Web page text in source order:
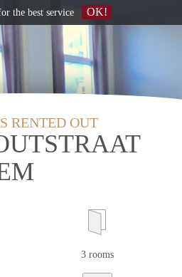
RENTED OUT
3 rooms
the best service OK!